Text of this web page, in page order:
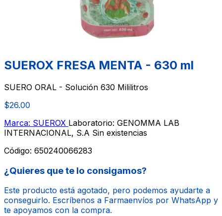
SUEROX FRESA MENTA - 630 ml
SUERO ORAL - Solución 630 Mililitros
$26.00
Marca: SUEROX Laboratorio: GENOMMA LAB
INTERNACIONAL, S.A Sin existencias
Código: 650240066283
¿Quieres que te lo consigamos?
Este producto está agotado, pero podemos ayudarte a
conseguirlo. Escríbenos a Farmaenvíos por WhatsApp y
te apoyamos con la compra.